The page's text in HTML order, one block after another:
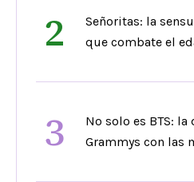
2
Señoritas: la
que combate el
3
No solo es BTS:
Grammys con las